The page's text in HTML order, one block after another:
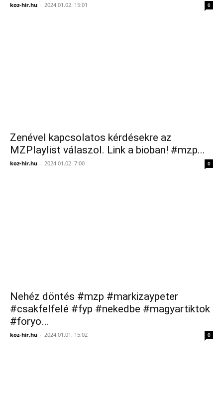
koz-hir.hu - 2024.01.02. 15:01 0
Zenével kapcsolatos kérdésekre az
MZPlaylist válaszol. Link a bioban! #mzp...
koz-hir.hu - 2024.01.02. 7:00 0
Nehéz döntés #mzp #markizaypeter
#csakfelfelé #fyp #nekedbe #magyartiktok
#foryo…
koz-hir.hu - 2024.01.01. 15:02 0